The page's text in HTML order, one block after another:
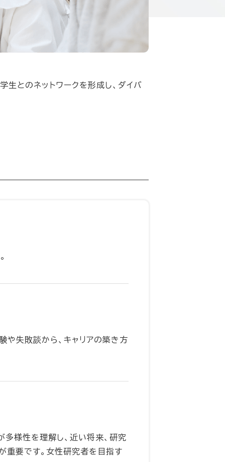
生とのネットワークを形成し、ダイバ
失敗談から、キャリアの築き方
様性を理解し、近い将来、研究
重要です。女性研究者を目指す